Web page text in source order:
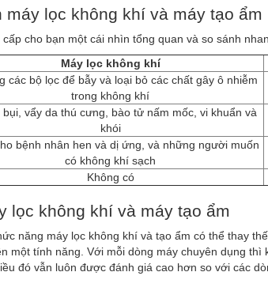
máy lọc không khí và máy tạo ẩm
cấp cho bạn một cái nhìn tổng quan và so sánh
Máy lọc không khí
các bộ lọc để bẫy và loại bỏ các chất gây ô nhiễm
trong không khí
bụi, vẩy da thú cưng, bào tử nấm mốc, vi khuẩn và
khói
bệnh nhân hen và dị ứng, và những người muốn
có không khí sạch
Không có
lọc không khí và máy tạo ẩm
năng máy lọc không khí và tạo ẩm có thể thay
một tính năng. Với mỗi dòng máy chuyên dụng
đó vẫn luôn được đánh giá cao hơn so với các